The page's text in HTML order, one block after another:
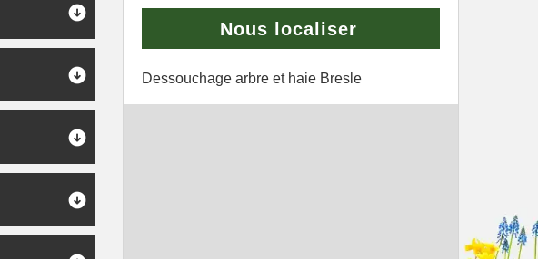
Nous localiser
Dessouchage arbre et haie Bresle